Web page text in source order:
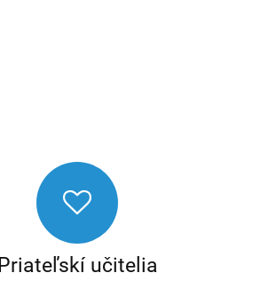
Priateľskí učitelia